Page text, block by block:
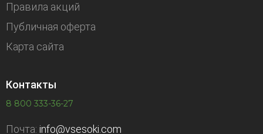
Правила акций
Публичная оферта
Карта сайта
Контакты
8 800 333-36-27
Почта: info@vsesoki.com